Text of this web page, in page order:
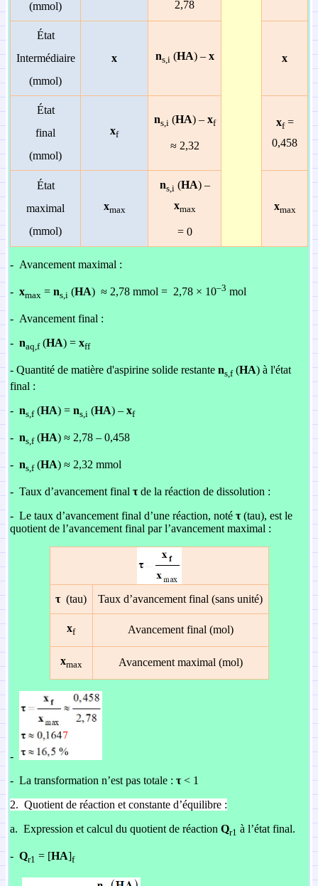
(mmol)
2,78
État
Intermédiaire
(mmol)
x ns,i (HA) – x x
État
final
(mmol)
xf
ns,i (HA) – xf
≈ 2,32
xf=
0,458
État
maximal
(mmol)
xmax
ns,i (HA) –
xmax
= 0
xmax
- Avancement maximal :
- xmax = ns,i (HA) ≈ 2,78 mmol = 2,78 × 10–3 mol
- Avancement final :
- naq,f(HA) = xff
- Quantité de matière d'aspirine solide restante ns,f(HA) à l'état
final :
- ns,f(HA) = ns,i (HA) – xf
- ns,f(HA) ≈ 2,78 – 0,458
- ns,f(HA) ≈ 2,32 mmol
- Taux d’avancement final τde la réaction de dissolution :
- Le taux d’avancement final d’une réaction, noté τ(tau), est le
quotient de l’avancement final par l’avancement maximal :
τ (tau) Taux d’avancement final (sans unité)
xf Avancement final (mol)
xmax Avancement maximal (mol)
-
- La transformation n’est pas totale : τ< 1
2. Quotient de réaction et constante d’équilibre :
a. Expression et calcul du quotient de réaction Qr1 à l’état final.
- Qr1 = [HA]f